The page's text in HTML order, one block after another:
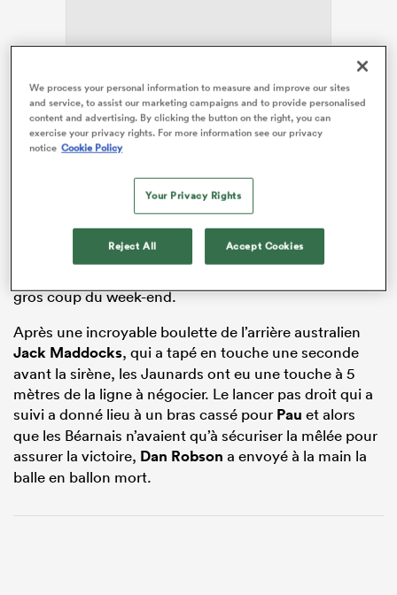
ADVERTISEMENT
Crucifiée par un essai dans les dernières minutes de
l’ailier international Théo Attissogbe (78e), l’ASM a
gros coup du week-end.
Après une incroyable boulette de l’arrière australien
Jack Maddocks, qui a tapé en touche une seconde
avant la sirène, les Jaunards ont eu une touche à 5
mètres de la ligne à négocier. Le lancer pas droit qui a
suivi a donné lieu à un bras cassé pour Pau et alors
que les Béarnais n’avaient qu’à sécuriser la mêlée pour
assurer la victoire, Dan Robson a envoyé à la main la
balle en ballon mort.
We process your personal information to measure and improve our sites
and service, to assist our marketing campaigns and to provide personalised
content and advertising. By clicking the button on the right, you can
exercise your privacy rights. For more information see our privacy
notice Cookie Policy
Your Privacy Rights
Reject All Accept Cookies